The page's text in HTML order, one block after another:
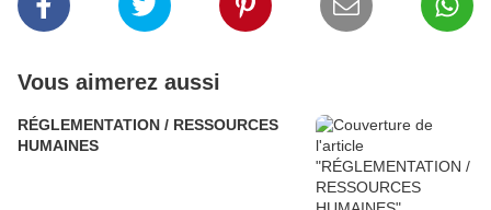
Vous aimerez aussi
RÉGLEMENTATION / RESSOURCES
HUMAINES